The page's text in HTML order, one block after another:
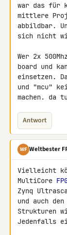
war das für
mittlere
abbildbar.
sich nicht
Wer 2x
board und
einsetzen.
und "mcu"
machen. da
Antwort
WF Weltbester
Vielleicht
MultiCore
Zynq
und auch
Strukturen
Jedenfalls